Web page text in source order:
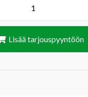
Lisää tarjouspyyntöön